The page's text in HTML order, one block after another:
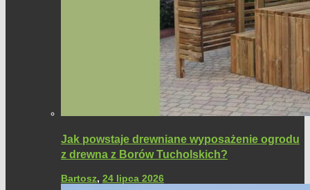
Jak powstaje drewniane wyposażenie ogrodu
z drewna z Borów Tucholskich?
Bartosz, 24 lipca 2026